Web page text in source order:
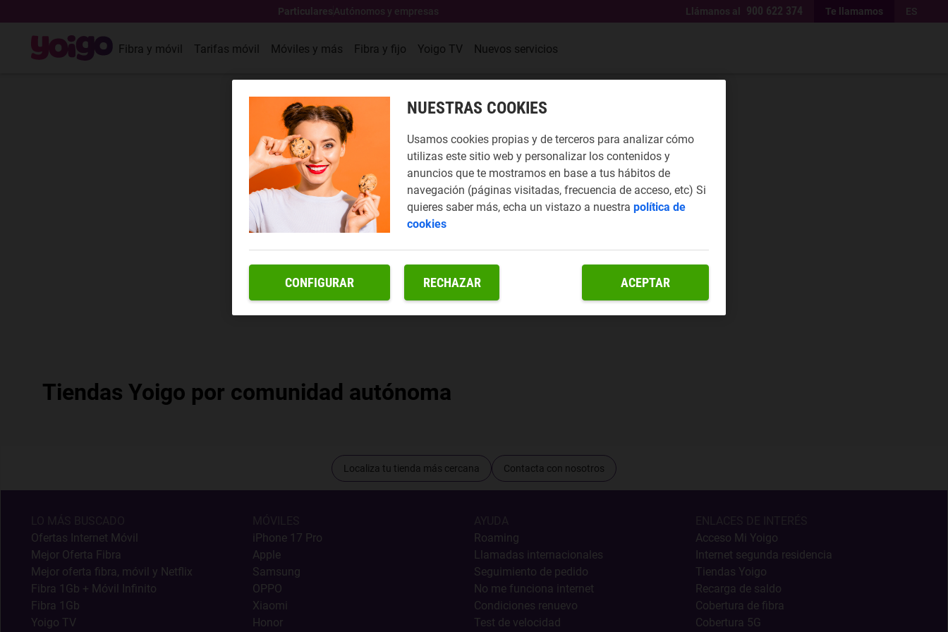
ParticularesAutónomos y empresas Llámanos al 900 622 374 Te llamamos ES
Fibra y móvil Tarifas móvil Móviles y más Fibra y fijo Yoigo TV Nuevos servicios
Tiendas Yoigo por comunidad autónoma
Localiza tu tienda más cercana Contacta con nosotros
Ofertas Internet Móvil
Mejor Oferta Fibra
Mejor oferta fibra, móvil y Netflix
Fibra 1Gb + Móvil Infinito
Fibra 1Gb
Yoigo TV
iPhone 17 Pro
Apple
Samsung
OPPO
Xiaomi
Honor
Roaming
Llamadas internacionales
Seguimiento de pedido
No me funciona internet
Condiciones renuevo
Test de velocidad
Acceso Mi Yoigo
Internet segunda residencia
Tiendas Yoigo
Recarga de saldo
Cobertura de fibra
Cobertura 5G
NUESTRAS COOKIES
Usamos cookies propias y de terceros para analizar cómo
utilizas este sitio web y personalizar los contenidos y
anuncios que te mostramos en base a tus hábitos de
navegación (páginas visitadas, frecuencia de acceso, etc) Si
quieres saber más, echa un vistazo a nuestra política de
cookies
RECHAZAR ACEPTAR
CONFIGURAR